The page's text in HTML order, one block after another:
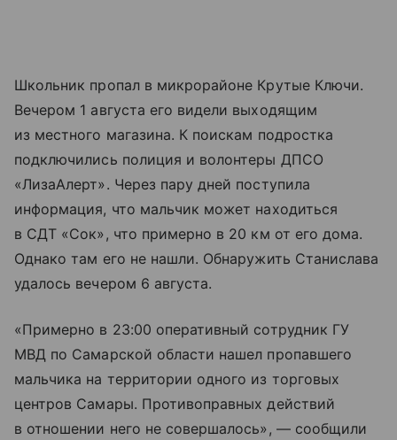
Школьник пропал в микрорайоне Крутые Ключи.
Вечером 1 августа его видели выходящим
из местного магазина. К поискам подростка
подключились полиция и волонтеры ДПСО
«ЛизаАлерт». Через пару дней поступила
информация, что мальчик может находиться
в СДТ «Сок», что примерно в 20 км от его дома.
Однако там его не нашли. Обнаружить Станислава
удалось вечером 6 августа.
«Примерно в 23:00 оперативный сотрудник ГУ
МВД по Самарской области нашел пропавшего
мальчика на территории одного из торговых
центров Самары. Противоправных действий
в отношении него не совершалось», — сообщили